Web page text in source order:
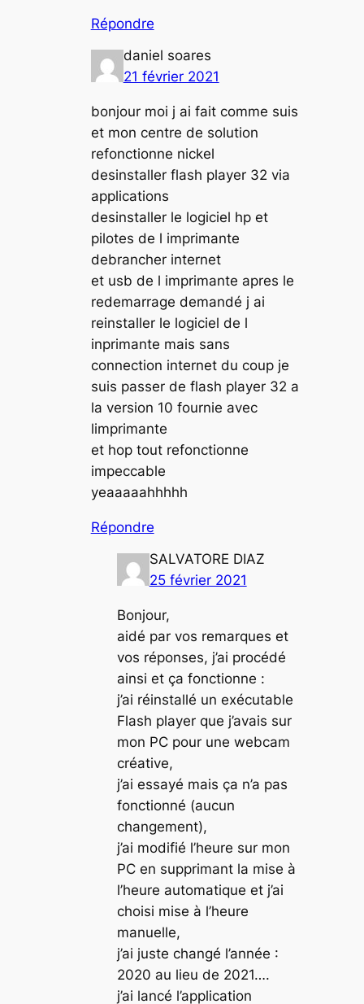
Répondre
daniel soares
21 février 2021
bonjour moi j ai fait comme suis
et mon centre de solution
refonctionne nickel
desinstaller flash player 32 via
applications
desinstaller le logiciel hp et
pilotes de l imprimante
debrancher internet
et usb de l imprimante apres le
redemarrage demandé j ai
reinstaller le logiciel de l
inprimante mais sans
connection internet du coup je
suis passer de flash player 32 a
la version 10 fournie avec
limprimante
et hop tout refonctionne
impeccable
yeaaaaahhhhh
Répondre
SALVATORE DIAZ
25 février 2021
Bonjour,
aidé par vos remarques et
vos réponses, j’ai procédé
ainsi et ça fonctionne :
j’ai réinstallé un exécutable
Flash player que j’avais sur
mon PC pour une webcam
créative,
j’ai essayé mais ça n’a pas
fonctionné (aucun
changement),
j’ai modifié l’heure sur mon
PC en supprimant la mise à
l’heure automatique et j’ai
choisi mise à l’heure
manuelle,
j’ai juste changé l’année :
2020 au lieu de 2021….
j’ai lancé l’application